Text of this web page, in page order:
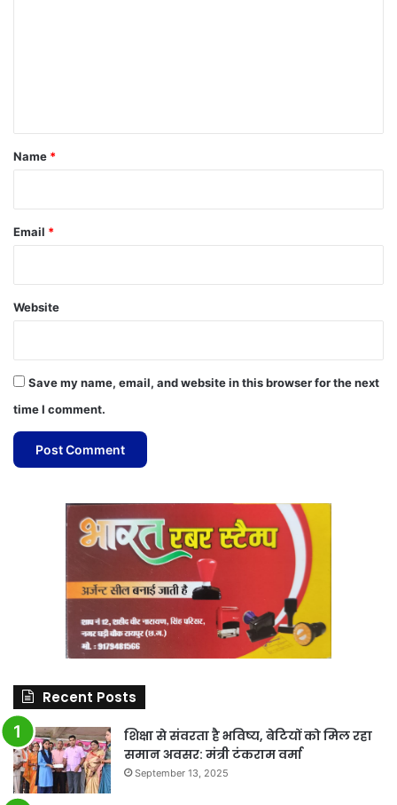
*
Name *
Email *
Website
Save my name, email, and website in this browser for the next
time I comment.
Recent Posts
शिक्षा से संवरता है भविष्य, बेटियों को मिल रहा
समान अवसर: मंत्री टंकराम वर्मा
September 13, 2025